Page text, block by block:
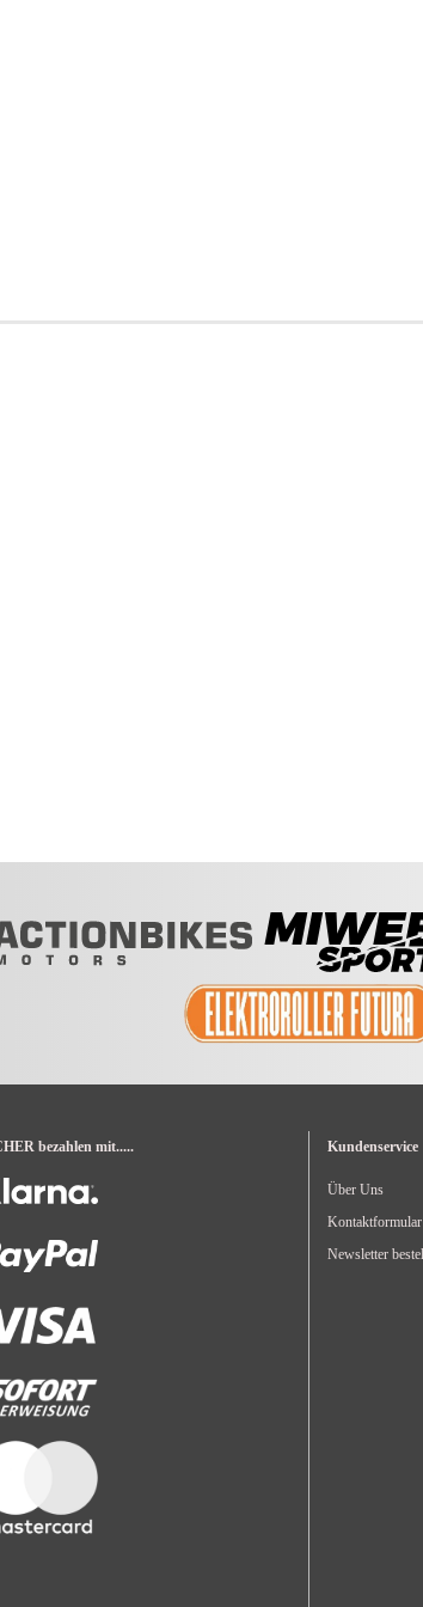
bezahlen mit..... Kundenservice
Über Uns
Kontaktformular
Newsletter